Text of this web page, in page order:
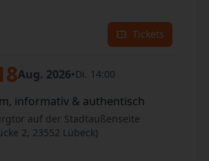
Tickets
Aug. 2026•Di. 14:00
informativ & authentisch
auf der Stadtaußenseite
2, 23552 Lübeck)